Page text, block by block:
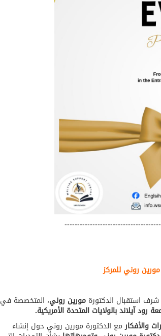
مورين روني للمركز
شرف استقبال الدكتورةمورين روني، المتخصصة في
رود آيلاند بالولايات المتحدة الأمريكية.
والأفكارمع الدكتورة مورين روني حول إنشاء